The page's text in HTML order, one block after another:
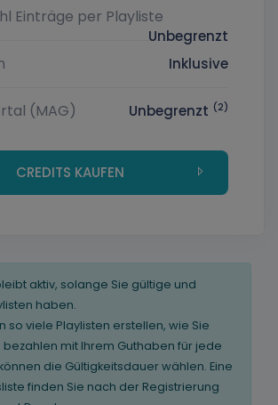
Einträge per Playliste
Unbegrenzt
Inklusive
(MAG) Unbegrenzt (2)
CREDITS KAUFEN
aktiv, solange Sie gültige und
haben.
so viele Playlisten erstellen, wie Sie
bezahlen mit Ihrem Guthaben für jede
die Gültigkeitsdauer wählen. Eine
finden Sie nach der Registrierung